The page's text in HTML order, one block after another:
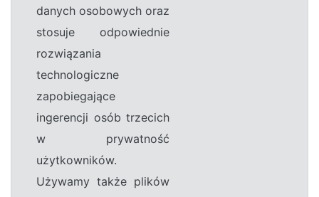
danych osobowych oraz
stosuje odpowiednie
rozwiązania
technologiczne
zapobiegające
ingerencji osób trzecich
w prywatność
użytkowników.
Używamy także plików